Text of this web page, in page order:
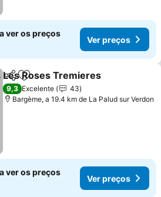
ver os preços
Ver preços
PartilharAdicionar aos favoritos
Les Roses Tremieres
9,3 Excelente
43
Bargème, a 19.4 km de La Palud sur Verdon
ver os preços
Ver preços